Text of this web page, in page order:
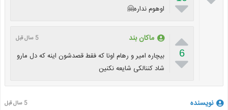
 اوهوم نداره🤗

6

ماکان بند 5 سال قبل
بیچاره امیر و رهام اونا که فقط قصدشون اینه که دل مارو
شاد کننالکی شایعه نکنین
نویسنده 5 سال قبل